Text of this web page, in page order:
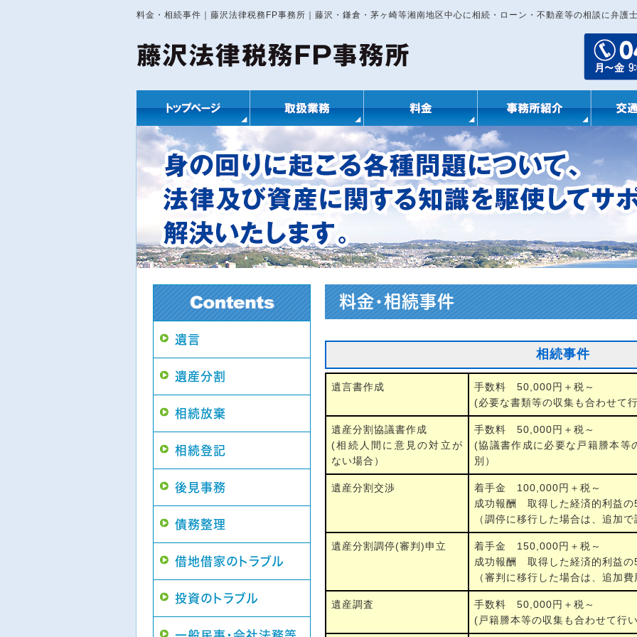
料金・相続事件｜藤沢法律税務FP事務所｜藤沢・鎌倉・茅ヶ崎等湘南地区中心に相続・ローン・不動産等の相談に弁護
遺言
遺産分割
相続放棄
相続登記
後見事務
債務整理
借地借家のトラブル
投資のトラブル
料金・相続事件
相続事件
遺言書作成
手数料 50,000円＋税～
(必要な書類等の収集も合わせて
遺産分割協議書作成
(相続人間に意見の対立が
ない場合）
手数料 50,000円＋税～
(協議書作成に必要な戸籍謄本等
別）
遺産分割交渉
着手金 100,000円＋税～
成功報酬 取得した経済的利益の
（調停に移行した場合は、追加
遺産分割調停(審判)申立
着手金 150,000円＋税～
成功報酬 取得した経済的利益の
（審判に移行した場合は、追加
遺産調査
手数料 50,000円＋税～
(戸籍謄本等の収集も合わせて行